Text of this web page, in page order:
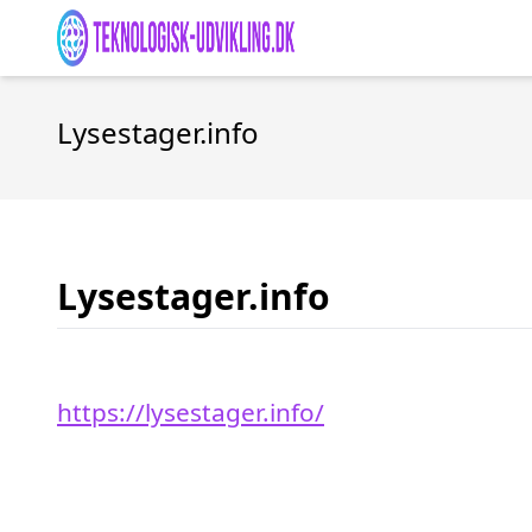
Lysestager.info
Lysestager.info
https://lysestager.info/